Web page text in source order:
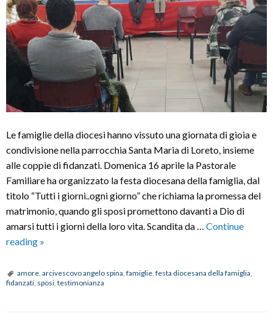
Le famiglie della diocesi hanno vissuto una giornata di gioia e
condivisione nella parrocchia Santa Maria di Loreto, insieme
alle coppie di fidanzati. Domenica 16 aprile la Pastorale
Familiare ha organizzato la festa diocesana della famiglia, dal
titolo “Tutti i giorni..ogni giorno” che richiama la promessa del
matrimonio, quando gli sposi promettono davanti a Dio di
amarsi tutti i giorni della loro vita. Scandita da … Continue
reading Festa
della
famiglia
»
amore, arcivescovo angelo spina, famiglie, festa diocesana della famiglia,
fidanzati, sposi, testimonianza